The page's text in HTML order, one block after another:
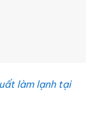
làm lạnh tại